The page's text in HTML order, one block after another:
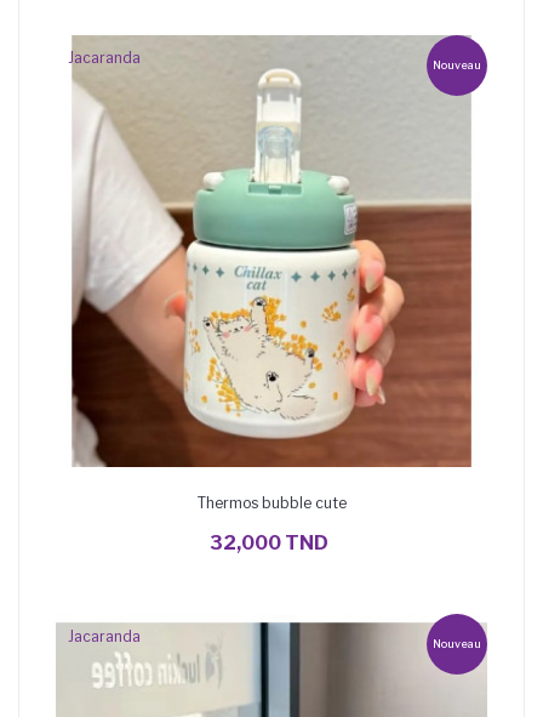
Nouveau
Jacaranda
Thermos bubble cute
32,000 TND
Nouveau
Jacaranda